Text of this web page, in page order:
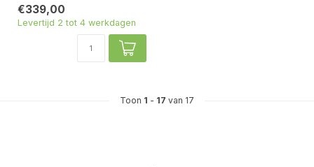
€339,00
Levertijd 2 tot 4 werkdagen
Toon 1 - 17 van 17